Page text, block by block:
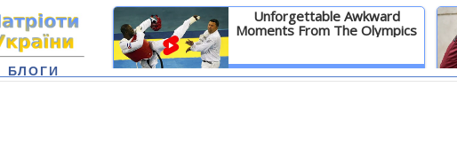
Unforgettable Awkward
Moments From The Olympics
Детальніше
БЛОГИ